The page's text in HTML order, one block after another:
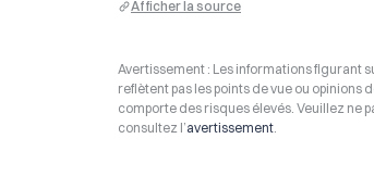
Afficher la source
Avertissement : Les informations figurant
reflètent pas les points de vue ou
comporte des risques élevés. Veuillez ne
consultez l’avertissement.